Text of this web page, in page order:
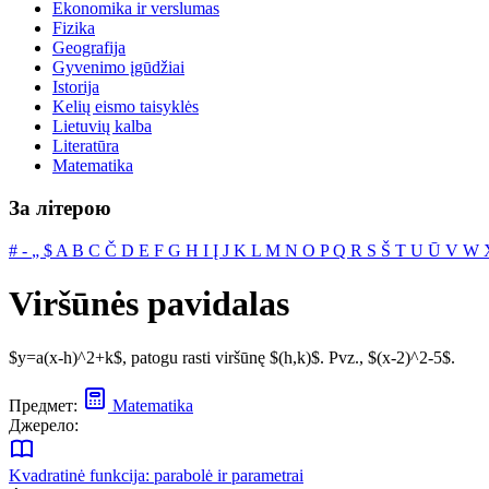
Ekonomika ir verslumas
Fizika
Geografija
Gyvenimo įgūdžiai
Istorija
Kelių eismo taisyklės
Lietuvių kalba
Literatūra
Matematika
За літерою
# ‐ „ $ A B C Č D E F G H I Į J K L M N O PQ R S Š T U Ū V W
Viršūnės pavidalas
$y=a(x-h)^2+k$, patogu rasti viršūnę $(h,k)$. Pvz., $(x-2)^2-5$.
Предмет:
Matematika
Джерело:
Kvadratinė funkcija: parabolė ir parametrai